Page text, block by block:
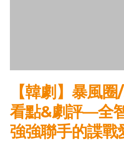
【韓劇】暴風
看點&劇評—全
強強聯手的諜戰